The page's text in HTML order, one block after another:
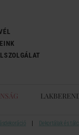
Dekortálak és